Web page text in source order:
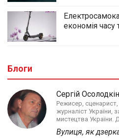
економія часу
Блоги
Сергій Осолодкін
Режисер,
журналіст України,
мистецтва України.
Вулиця, як